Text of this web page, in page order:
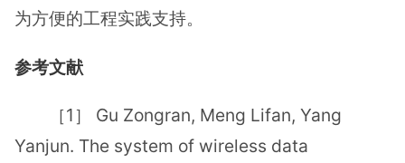
为方便的工程实践支持。
参考文献
［1］ Gu Zongran, Meng Lifan, Yang
Yanjun. The system of wireless data